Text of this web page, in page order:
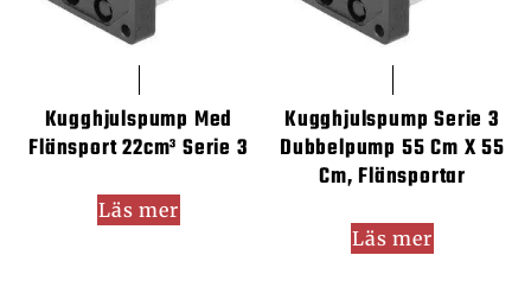
Kugghjulspump Med
Flänsport 22cm³ Serie 3
Läs mer
Kugghjulspump Serie 3
Dubbelpump 55 Cm X 55
Cm, Flänsportar
Läs mer